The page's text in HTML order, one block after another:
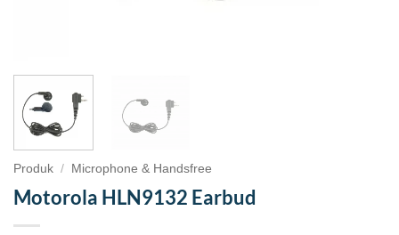
Produk / Microphone & Handsfree
Motorola HLN9132 Earbud